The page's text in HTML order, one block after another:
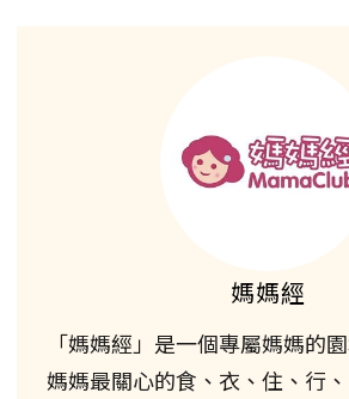
媽媽經
「媽媽經」是一個專屬媽媽的
媽媽最關心的食、衣、住、行